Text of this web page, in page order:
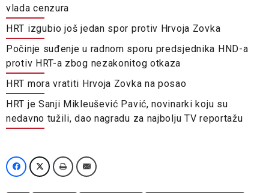
vlada cenzura
HRT izgubio još jedan spor protiv Hrvoja Zovka
Počinje suđenje u radnom sporu predsjednika HND-a
protiv HRT-a zbog nezakonitog otkaza
HRT mora vratiti Hrvoja Zovka na posao
HRT je Sanji Mikleušević Pavić, novinarki koju su
nedavno tužili, dao nagradu za najbolju TV reportažu